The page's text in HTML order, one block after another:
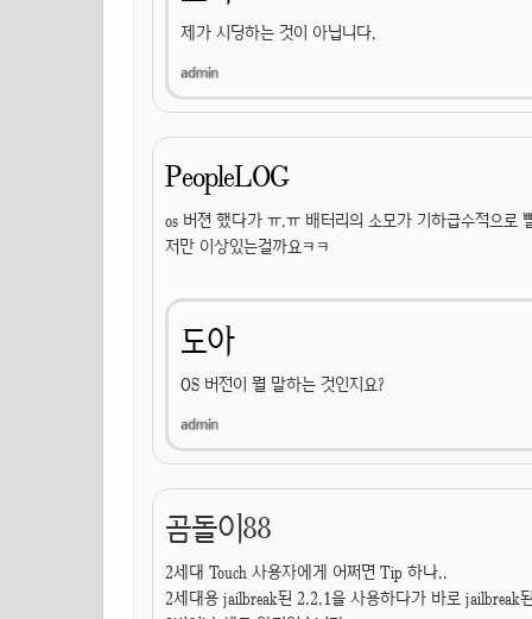
제가 시딩하는 것이 아닙니다.
PeopleLOG
os 버젼 했다가 ㅠ.ㅠ 배터리의 소모가 기하급수적으로
저만 이상있는걸까요ㅋㅋ
도아
OS 버전이 뭘 말하는 것인지요?
곰돌이88
2세대 Touch 사용자에게 어쩌면 Tip 하나..
2세대용 jailbreak된 2.2.1을 사용하다가 바로 jailbreak